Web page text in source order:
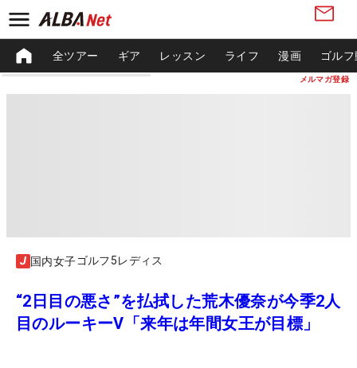
メルマガ登録
全ツアー ギア レッスン ライフ 漫画 ゴル
国内女子ゴルフ5レディス
“2日目の悪さ”を払拭した荒木優奈が今季2人
目のルーキーV「来年は年間女王が目標」